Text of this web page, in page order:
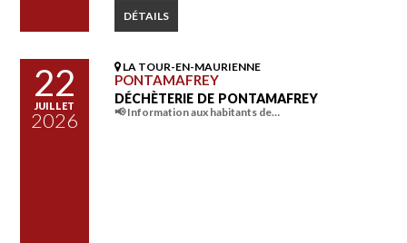
DÉTAILS
22
JUILLET
2026
LA TOUR-EN-MAURIENNE
PONTAMAFREY
DÉCHÈTERIE DE PONTAMAFREY
📢 Information aux habitants de…